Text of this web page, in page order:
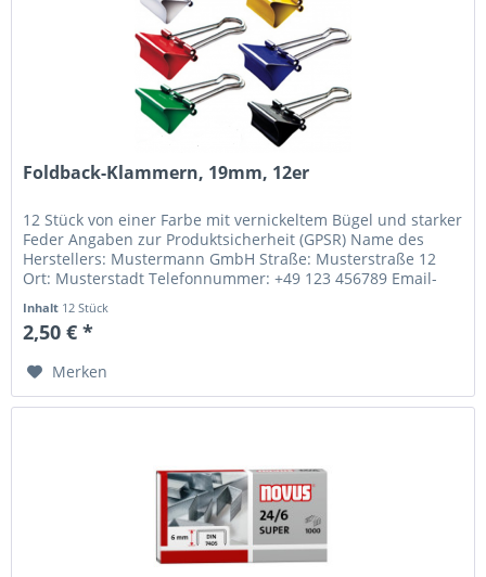
Foldback-Klammern, 19mm, 12er
12 Stück von einer Farbe mit vernickeltem Bügel und starker
Feder Angaben zur Produktsicherheit (GPSR) Name des
Herstellers: Mustermann GmbH Straße: Musterstraße 12
Ort: Musterstadt Telefonnummer: +49 123 456789 Email-
Inhalt 12 Stück
2,50 € *
Merken